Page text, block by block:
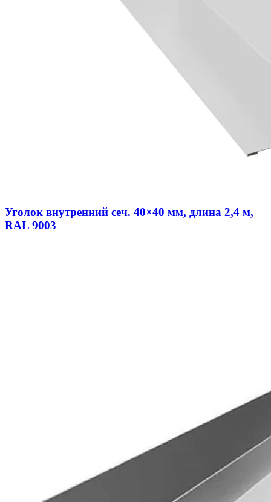
Уголок внутренний сеч. 40×40 мм, длина 2,4 м,
RAL 9003